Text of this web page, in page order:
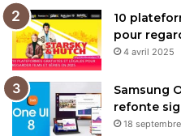
10
pour
4 avril 2025
Samsung
refonte
18